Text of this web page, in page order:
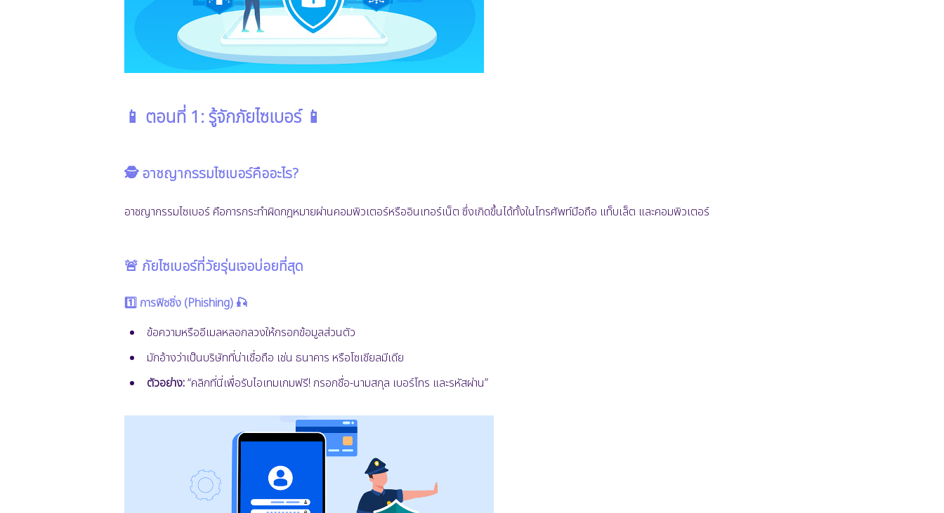
📱 ตอนที่ 1: รู้จักภัยไซเบอร์ 📱
🕵️ อาชญากรรมไซเบอร์คืออะไร?
อาชญากรรมไซเบอร์ คือการกระทำผิดกฎหมายผ่านคอมพิวเตอร์หรืออินเทอร์เน็ต ซึ่งเกิดขึ้นได้ทั้งในโทรศัพท์มือถือ แท็บเล็ต และคอมพิวเตอร์
🚨 ภัยไซเบอร์ที่วัยรุ่นเจอบ่อยที่สุด
1️⃣ การฟิชชิ่ง (Phishing) 🎣
ข้อความหรืออีเมลหลอกลวงให้กรอกข้อมูลส่วนตัว
มักอ้างว่าเป็นบริษัทที่น่าเชื่อถือ เช่น ธนาคาร หรือโซเชียลมีเดีย
ตัวอย่าง:“คลิกที่นี่เพื่อรับไอเทมเกมฟรี! กรอกชื่อ-นามสกุล เบอร์โทร และรหัสผ่าน”